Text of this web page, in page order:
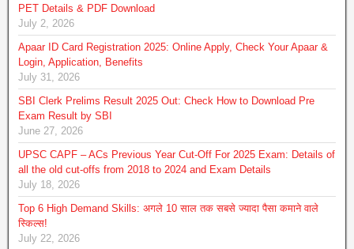
PET Details & PDF Download
July 2, 2026
Apaar ID Card Registration 2025: Online Apply, Check Your Apaar &
Login, Application, Benefits
July 31, 2026
SBI Clerk Prelims Result 2025 Out: Check How to Download Pre
Exam Result by SBI
June 27, 2026
UPSC CAPF – ACs Previous Year Cut-Off For 2025 Exam: Details of
all the old cut-offs from 2018 to 2024 and Exam Details
July 18, 2026
Top 6 High Demand Skills: अगले 10 साल तक सबसे ज्यादा पैसा कमाने वाले
स्किल्स!
July 22, 2026